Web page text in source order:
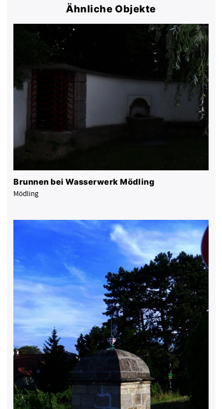
Ähnliche Objekte
Brunnen bei Wasserwerk Mödling
Mödling